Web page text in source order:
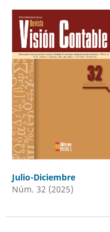
Julio-Diciembre
Núm. 32 (2025)